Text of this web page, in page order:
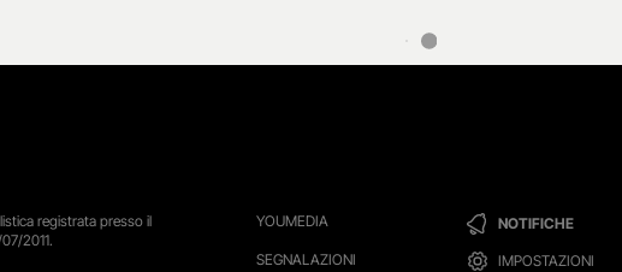
YOUMEDIA
SEGNALAZIONI
NOTIFICHE
IMPOSTAZIONI
registrata presso il
2011.